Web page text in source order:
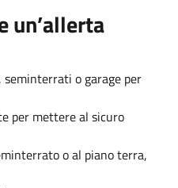
un’allerta
o garage per
per mettere al sicuro
o al piano terra,